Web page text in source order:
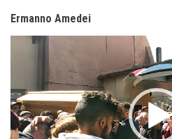
Ermanno Amedei
Video